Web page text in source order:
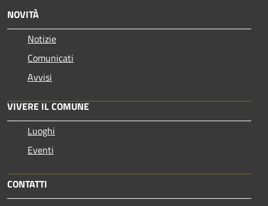
NOVITÀ
Notizie
Comunicati
Avvisi
VIVERE IL COMUNE
Luoghi
Eventi
CONTATTI